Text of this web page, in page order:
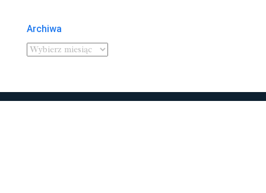
Archiwa